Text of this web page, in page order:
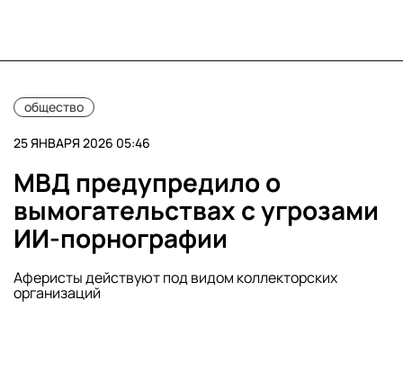
общество
25 ЯНВАРЯ 2026 05:46
МВД предупредило о
вымогательствах с угрозами
ИИ-порнографии
Аферисты действуют под видом коллекторских
организаций